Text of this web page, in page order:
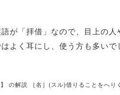
語が「拝借」なので、目上の
よく耳にし、使う方も多いで
の解説 ［名］(スル)借りることをへり